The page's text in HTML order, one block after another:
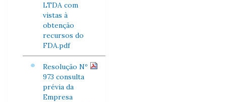
LTDA com
vistas à
obtenção
recursos do
FDA.pdf
Resolução Nº
973 consulta
prévia da
Empresa